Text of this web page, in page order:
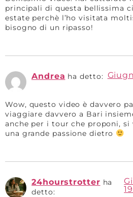
principali di questa bellissima
estate perchè l’ho visitata
bisogno di un ripasso!
Andrea ha detto:
Wow, questo video è davvero
viaggiare davvero a Bari
anche per i tour che proponi, si
una grande passione dietro
24hourstrotter ha
detto: